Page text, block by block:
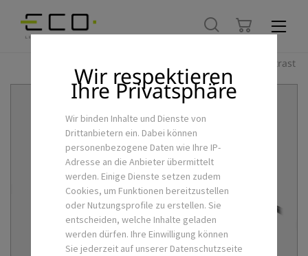
Hoher Kontrast
Wir respektieren
Ihre Privatsphäre
Wir binden Inhalte und Dienste von
Drittanbietern ein. Dabei können
personenbezogene Daten wie Ihre IP-
Adresse an die Anbieter übermittelt
werden. Einige Dienste setzen zudem
Cookies, um Funktionen bereitzustellen
oder Nutzungsprofile zu erstellen. Sie
entscheiden, welche Inhalte geladen
werden dürfen. Ihre Einwilligung können
Sie jederzeit auf unserer Datenschutzseite